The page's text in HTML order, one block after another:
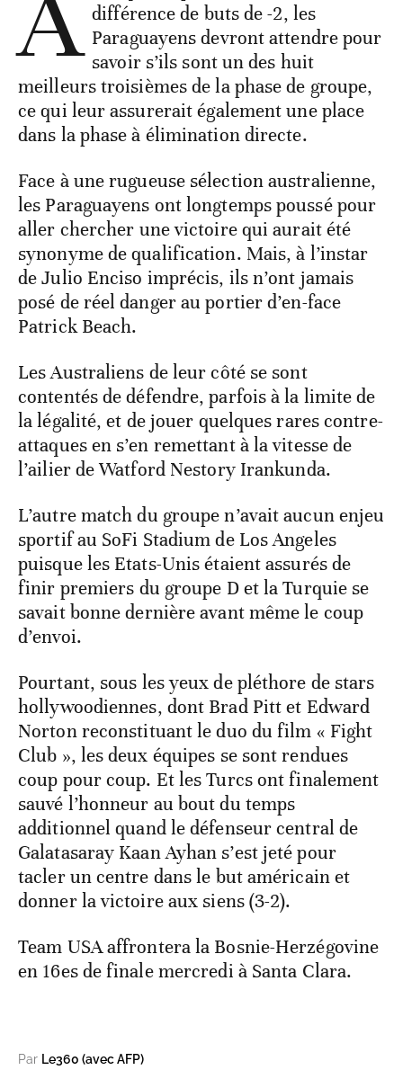
différence de buts de -2, les
Paraguayens devront attendre pour
savoir s’ils sont un des huit
meilleurs troisièmes de la phase de groupe,
ce qui leur assurerait également une place
dans la phase à élimination directe.
Face à une rugueuse sélection australienne,
les Paraguayens ont longtemps poussé pour
aller chercher une victoire qui aurait été
synonyme de qualification. Mais, à l’instar
de Julio Enciso imprécis, ils n’ont jamais
posé de réel danger au portier d’en-face
Patrick Beach.
Les Australiens de leur côté se sont
contentés de défendre, parfois à la limite de
la légalité, et de jouer quelques rares contre-
attaques en s’en remettant à la vitesse de
l’ailier de Watford Nestory Irankunda.
L’autre match du groupe n’avait aucun enjeu
sportif au SoFi Stadium de Los Angeles
puisque les Etats-Unis étaient assurés de
finir premiers du groupe D et la Turquie se
savait bonne dernière avant même le coup
d’envoi.
Pourtant, sous les yeux de pléthore de stars
hollywoodiennes, dont Brad Pitt et Edward
Norton reconstituant le duo du film « Fight
Club », les deux équipes se sont rendues
coup pour coup. Et les Turcs ont finalement
sauvé l’honneur au bout du temps
additionnel quand le défenseur central de
Galatasaray Kaan Ayhan s’est jeté pour
tacler un centre dans le but américain et
donner la victoire aux siens (3-2).
Team USA affrontera la Bosnie-Herzégovine
en 16es de finale mercredi à Santa Clara.
Par Le360 (avec AFP)